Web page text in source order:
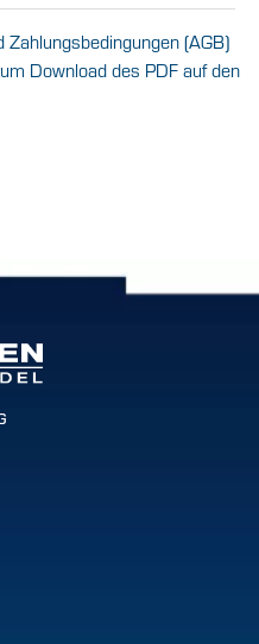
(AGB)
Download des PDF auf den